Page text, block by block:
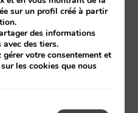
sur un profil créé à partir
des informations
des tiers.
gérer votre consentement et
les cookies que nous